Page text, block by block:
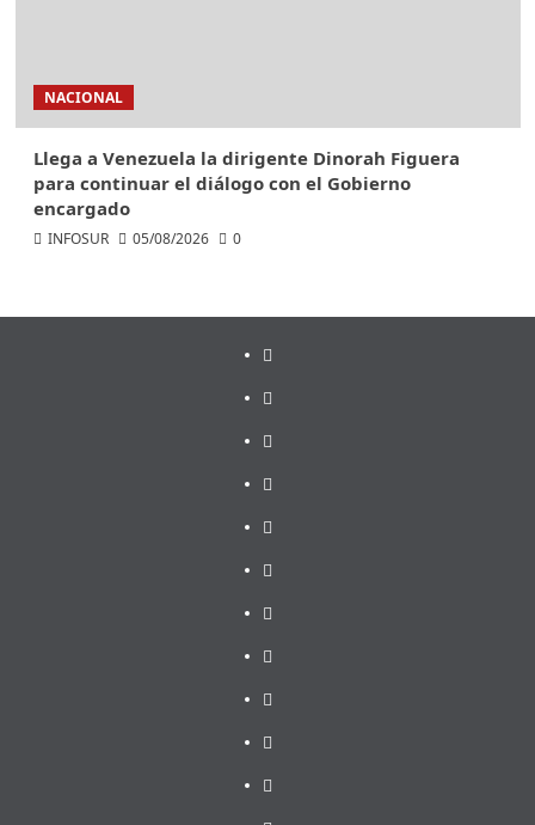
NACIONAL
Llega a Venezuela la dirigente Dinorah Figuera
para continuar el diálogo con el Gobierno
encargado
INFOSUR 05/08/2026 0